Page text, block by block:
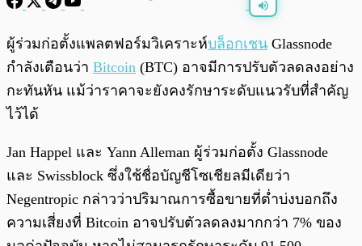
พร้อมเล่น
ผู้ร่วมก่อตั้งแพลตฟอร์มวิเคราะห์บล็อกเชน Glassnode
กำลังเตือนว่า Bitcoin (BTC) อาจมีการปรับตัวลดลงอย่าง
กะทันหัน แม้ว่าราคาจะยังคงรักษาระดับแนวรับที่สำคัญ
ไว้ได้
Jan Happel และ Yann Alleman ผู้ร่วมก่อตั้ง Glassnode
และ Swissblock ซึ่งใช้ชื่อบัญชีโซเชียลมีเดียว่า
Negentropic กล่าวว่าปริมาณการซื้อขายที่ต่ำบ่งบอกถึง
ความเสี่ยงที่ Bitcoin อาจปรับตัวลดลงมากกว่า 7% ของ